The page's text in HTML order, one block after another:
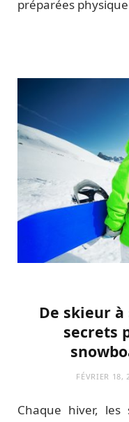
préparées
De skieur
secrets
FÉVRIER 18,
Chaque hiver,